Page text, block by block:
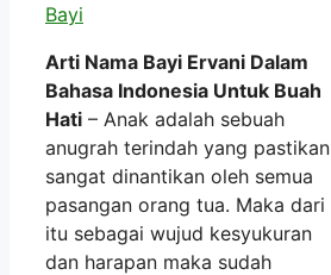
Bayi
Arti Nama Bayi Ervani Dalam
Bahasa Indonesia Untuk Buah
Hati – Anak adalah sebuah
anugrah terindah yang pastikan
sangat dinantikan oleh semua
pasangan orang tua. Maka dari
itu sebagai wujud kesyukuran
dan harapan maka sudah